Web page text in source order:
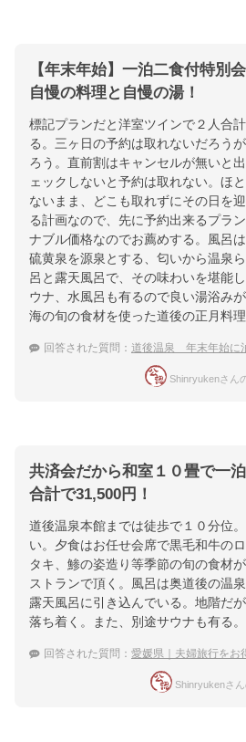
【年末年始】一泊二食付特別
自慢の料理と自慢の湯！
標記プランだと洋室ツインで２人合
る。三ヶ日の予約は取れないだろう
ろう。直前割はキャンセルが無いと
ェックしないと予約は取れない。ほ
ないまま、どこも取れずにその日を
る計画なので、先に予約出来るプラ
ナブル価格なのでお薦めする。風呂
硫黄泉を源泉とする、匂いから温泉
呂と露天風呂で、その味わいを堪能
ウナ、水風呂も有るので良い湯浴み
海の旬の食材を使った道後の正月料
回答された質問： 道後温泉 年末年始に泊ま
Shinryukenさん
共済会だから和室１０畳で一
合計で31,500円！
道後温泉本館までは徒歩で１０分位
い。夕食はお任せ会席で黒毛和牛の
タキ、鯵の姿造り等季節の旬の食材
ストランで頂く。風呂は奥道後の温
露天風呂に引き込んでいる。地階だ
落ち着く。また、別途サウナも有る。
回答された質問： 愛媛県｜夫婦旅行をお得に！直
Shinryukenさ